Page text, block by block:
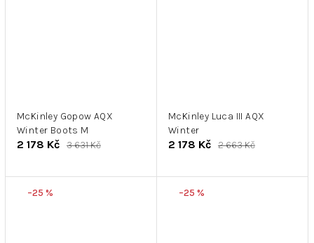
McKinley Gopow AQX
Winter Boots M
2 178 Kč 3 631 Kč
McKinley Luca III AQX
Winter
2 178 Kč 2 663 Kč
–25 % –25 %